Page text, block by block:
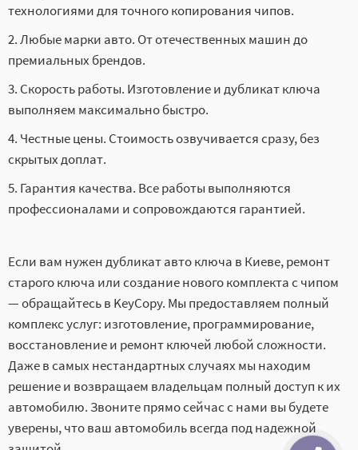
технологиями для точного копирования чипов.
Любые марки авто. От отечественных машин до
премиальных брендов.
Скорость работы. Изготовление и дубликат ключа
выполняем максимально быстро.
Честные цены. Стоимость озвучивается сразу, без
скрытых доплат.
Гарантия качества. Все работы выполняются
профессионалами и сопровождаются гарантией.
Если вам нужен дубликат авто ключа в Киеве, ремонт
старого ключа или создание нового комплекта с чипом
— обращайтесь в KeyCopy. Мы предоставляем полный
комплекс услуг: изготовление, программирование,
восстановление и ремонт ключей любой сложности.
Даже в самых нестандартных случаях мы находим
решение и возвращаем владельцам полный доступ к их
автомобилю. Звоните прямо сейчас с нами вы будете
уверены, что ваш автомобиль всегда под надежной